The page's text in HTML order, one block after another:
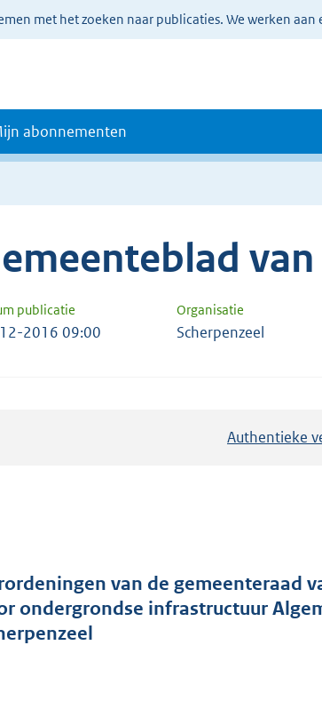
met het zoeken naar publicaties. We werken aan
abonnementen
publicatie Organisatie
2016 09:00 Scherpenzeel
Authentieke
van de gemeenteraad
ondergrondse infrastructuur